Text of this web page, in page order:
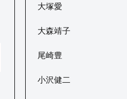
大塚愛
大森靖子
尾崎豊
小沢健二